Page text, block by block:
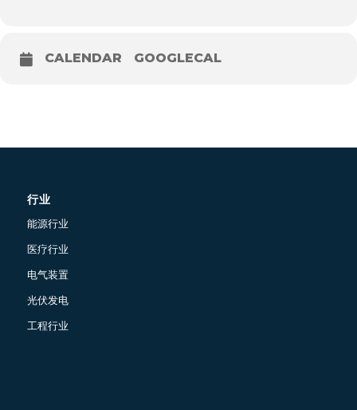
CALENDAR GOOGLECAL
行业
能源行业
医疗行业
电气装置
光伏发电
工程行业